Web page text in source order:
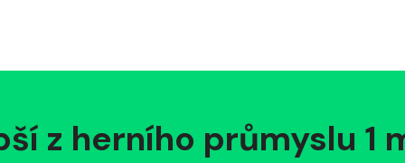
z herního průmyslu 1